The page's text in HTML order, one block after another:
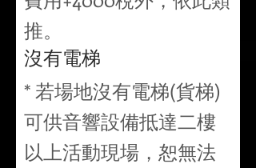
推。
沒有電梯
* 若場地沒有電梯(貨梯)
可供音響設備抵達二樓
以上活動現場，恕無法